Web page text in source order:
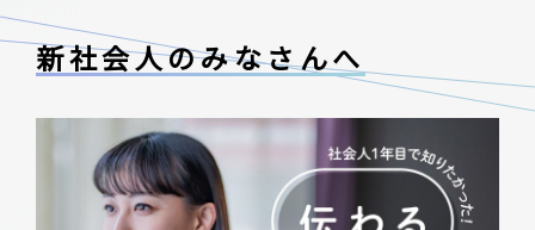
新社会人のみなさんへ